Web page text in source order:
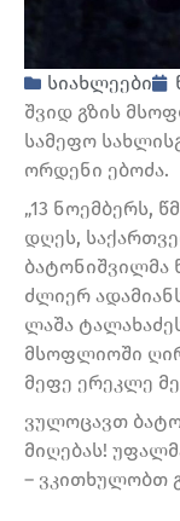
სიახლეები
შვიდ გზის
სამეფო
ორდენი ებოძა.
„13 ნოემბერს,
დღეს,
ბატონიშვილმა
ძლიერ
ლაშა
მსოფლიოში
მეფე ერეკლე
ვულოცავთ
მიღებას!
– ვკითხულობთ